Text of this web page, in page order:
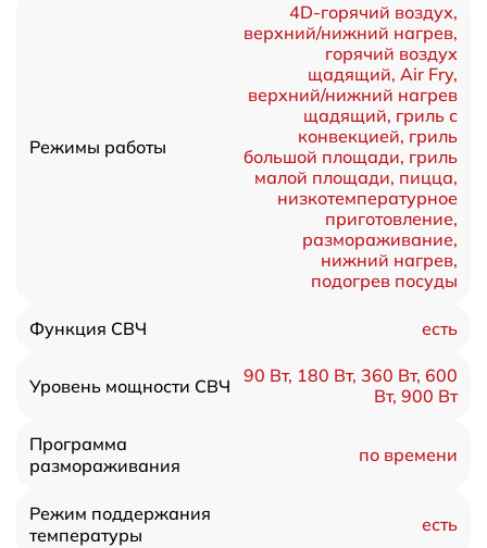
Режимы работы
4D-горячий воздух,
верхний/нижний нагрев,
горячий воздух
щадящий, Air Fry,
верхний/нижний нагрев
щадящий, гриль с
конвекцией, гриль
большой площади, гриль
малой площади, пицца,
низкотемпературное
приготовление,
размораживание,
нижний нагрев,
подогрев посуды
Функция СВЧ есть
Уровень мощности СВЧ
90 Вт, 180 Вт, 360 Вт, 600
Вт, 900 Вт
Программа
размораживания
по времени
Режим поддержания
температуры
есть